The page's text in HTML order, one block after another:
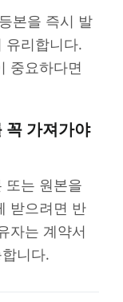
본을 즉시 발
유리합니다.
중요하다면
꼭 가져가야
또는 원본을
받으려면 반
자는 계약서
니다.